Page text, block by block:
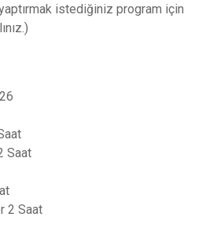
istediğiniz program için
Saat
2 Saat